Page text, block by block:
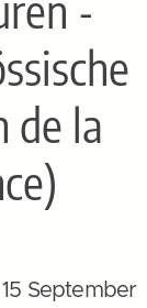
de la
September